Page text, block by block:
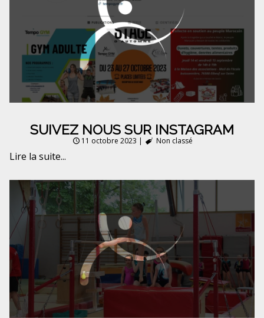
SUIVEZ NOUS SUR INSTAGRAM
11 octobre 2023 | Non classé
Lire la suite...